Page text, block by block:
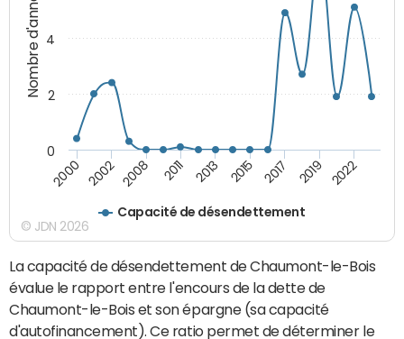
Nombre d'années
Capacité de désendettement
2000 2002 2008 2011 2013 2015 2017 2019 2022
0
2
4
© JDN 2026
La capacité de désendettement de Chaumont-le-Bois
évalue le rapport entre l'encours de la dette de
Chaumont-le-Bois et son épargne (sa capacité
d'autofinancement). Ce ratio permet de déterminer le